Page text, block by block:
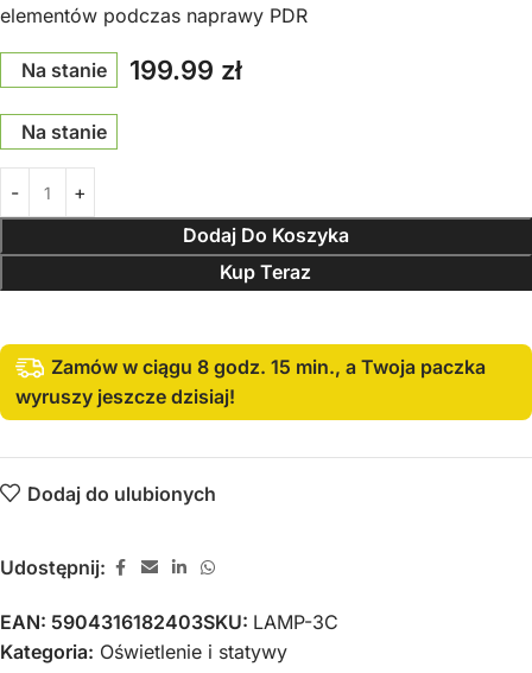
elementów podczas naprawy PDR
Na stanie 199.99 zł
Na stanie
Dodaj Do Koszyka
Kup Teraz
Zamów w ciągu 8 godz. 15 min., a Twoja paczka
wyruszy jeszcze dzisiaj!
Dodaj do ulubionych
Udostępnij:
EAN: 5904316182403SKU: LAMP-3C
Kategoria: Oświetlenie i statywy